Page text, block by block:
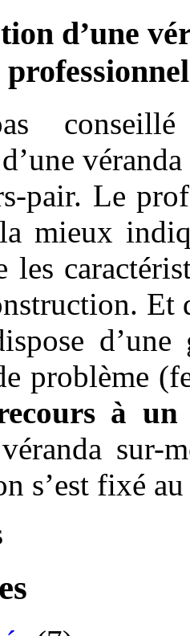
d’une
conseillé
pair. Le
mieux
les
Et
problème
à un
sur-
s’est fixé